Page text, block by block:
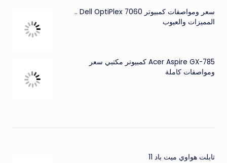
سعر ومواصفات كمبيوتر Dell OptiPlex 7060 ..
المميزات والعيوب
Acer Aspire GX-785 كمبيوتر مكتبي سعر
ومواصفات كاملة
تابلت هواوي ميت باد 11